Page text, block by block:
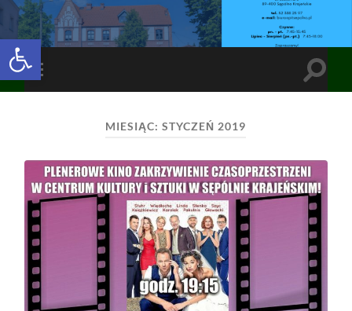
Open toolbar
Toggle
mobile
Toggle
MIESIĄC:STYCZEŃ 2019